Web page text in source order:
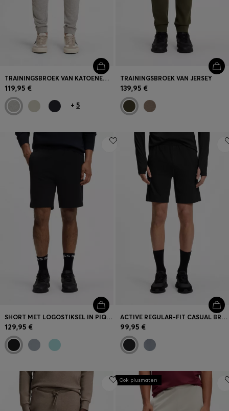
TRAININGSBROEK VAN KATOENEN BADSTOF MET LOGOPATCH
119,95 €
+5
TRAININGSBROEK VAN JERSEY
139,95 €
SHORT MET LOGOSTIKSEL IN PIQUÉ JERSEY VAN EEN KATOENMIX
129,95 €
ACTIVE REGULAR-FIT CASUAL BROEK MET INZETSTUKKEN
99,95 €
Ook plusmaten